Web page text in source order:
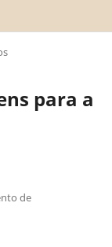
para a
de